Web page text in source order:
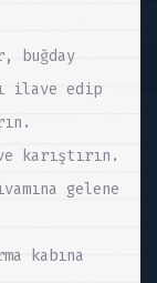
buğday
ilave edip
karıştırın.
gelene
kabına